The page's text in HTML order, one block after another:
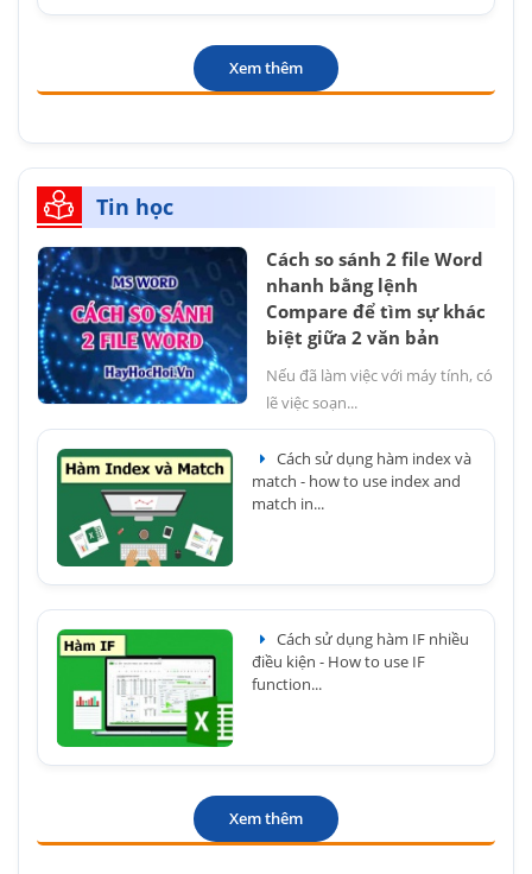
Xem thêm
Tin học
Cách so sánh 2 file Word
nhanh bằng lệnh
Compare để tìm sự khác
biệt giữa 2 văn bản
Nếu đã làm việc với máy tính, có
lẽ việc soạn...
Cách sử dụng hàm index và
match - how to use index and
match in...
Cách sử dụng hàm IF nhiều
điều kiện - How to use IF
function...
Xem thêm